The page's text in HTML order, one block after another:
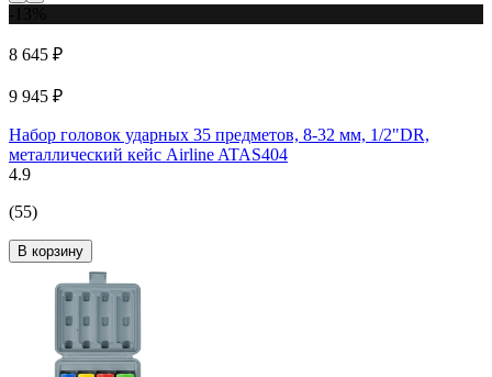
8 645 ₽
9 945 ₽
Набор головок ударных 35 предметов, 8-32 мм, 1/2"DR,
металлический кейс Airline ATAS404
4.9
(55)
В корзину